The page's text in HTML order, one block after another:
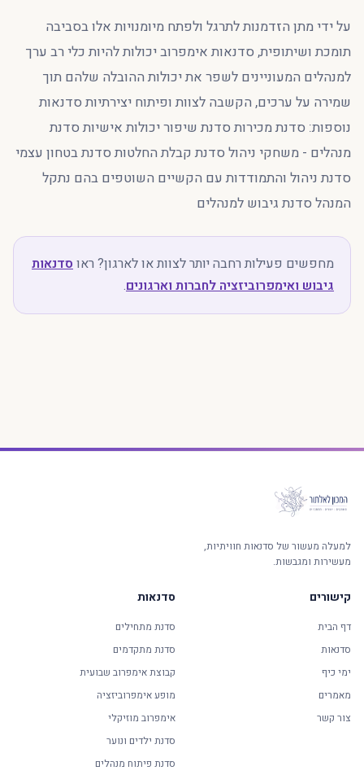
על ידי מתן הזדמנות לתרגל ולפתח מיומנויות אלו בסביבה
תומכת ושיתופית, סדנאות אימפרוב יכולות להיות כלי רב ערך
למנהלים המעוניינים לשפר את יכולות ההובלה שלהם תוך
שמירה על ערכים, הקשבה לצוות ופיתוח יצירתיות סדנאות
נוספות: סדנת מכירות סדנת שיפור יכולות אישיות סדנת
מנהלים - משחקי ניהול סדנת קבלת החלטות סדנת בטחון עצמי
סדנת ניהול והתמודדות עם הקשיים השוטפים בהם נתקל
המנהל סדנת גיבוש למנהלים
מחפשים פעילות רחבה יותר לצוות או לארגון? ראוסדנאות
גיבוש ואימפרוביזציה לחברות וארגונים.
למעלה מעשור של סדנאות חוויתיות,
מעשירות ומגבשות.
קישורים
דף הבית
סדנאות
ימי כיף
מאמרים
צור קשר
סדנאות
סדנת מתחילים
סדנת מתקדמים
קבוצת אימפרוב שבועית
מופע אימפרוביזציה
אימפרוב מוזיקלי
סדנת ילדים ונוער
סדנת פיתוח מנהלים